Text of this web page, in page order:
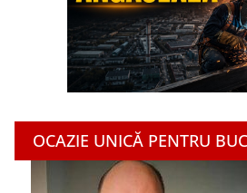
OCAZIE UNICĂ PENTRU